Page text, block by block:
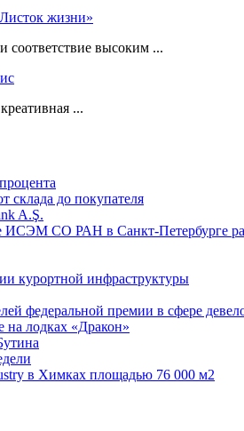
жизни»
высоким ...
...
склада до покупателя
A.Ş.
СО РАН в Санкт-Петербурге
курортной инфраструктуры
федеральной премии в сфере
лодках «Дракон»
в Химках площадью 76 000 м2